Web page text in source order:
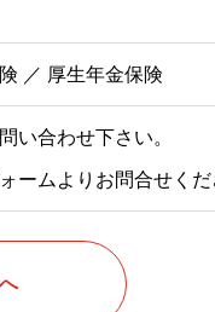
／ 厚生年金保険
い合わせ下さい。
ームよりお問合せくだ